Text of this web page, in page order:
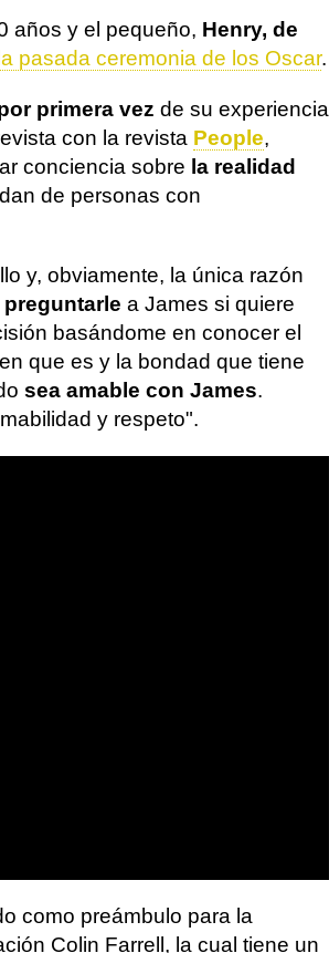
años y el pequeño, Henry, de
pasada ceremonia de los Oscar.
primera vez de su experiencia
con la revista People,
conciencia sobre la realidad
de personas con
y, obviamente, la única razón
a James si quiere
basándome en conocer el
que es y la bondad que tiene
sea amable con James.
y respeto".
como preámbulo para la
Colin Farrell, la cual tiene un